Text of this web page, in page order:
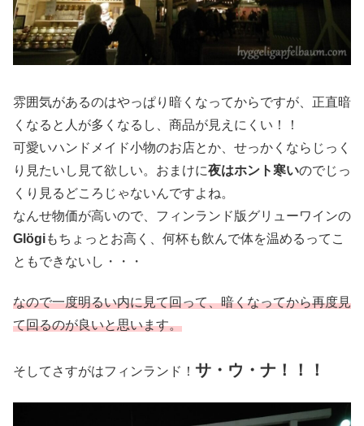
雰囲気があるのはやっぱり暗くなってからですが、正直暗
くなると人が多くなるし、商品が見えにくい！！
可愛いハンドメイド小物のお店とか、せっかくならじっく
り見たいし見て欲しい。おまけに夜はホント寒いのでじっ
くり見るどころじゃないんですよね。
なんせ物価が高いので、フィンランド版グリューワインの
Glögiもちょっとお高く、何杯も飲んで体を温めるってこ
ともできないし・・・
なので一度明るい内に見て回って、暗くなってから再度見
て回るのが良いと思います。
そしてさすがはフィンランド！ サ・ウ・ナ！！！